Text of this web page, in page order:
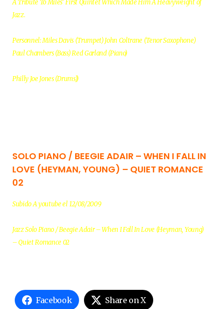
A Tribute To Miles’ First Quintet Which Made Him A Heavyweight of
Jazz.
Personnel: Miles Davis (Trumpet) John Coltrane (Tenor Saxophone)
Paul Chambers (Bass) Red Garland (Piano)
Philly Joe Jones (Drums))
SOLO PIANO / BEEGIE ADAIR – WHEN I FALL IN
LOVE (HEYMAN, YOUNG) – QUIET ROMANCE
02
Subido A youtube el 12/08/2009
Jazz Solo Piano / Beegie Adair – When I Fall In Love (Heyman, Young)
– Quiet Romance 02
Facebook Share on X